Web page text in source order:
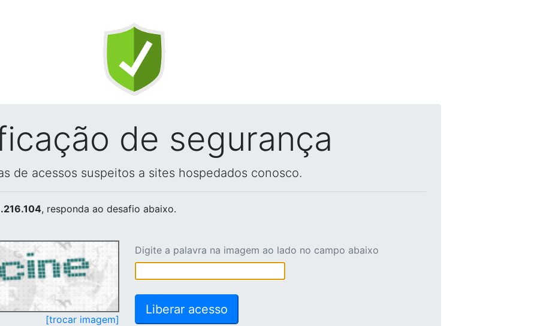
de segurança
de acessos suspeitos a sites hospedados conosco.
, responda ao desafio abaixo.
[trocar imagem]
Digite a palavra na imagem ao lado no campo abaixo